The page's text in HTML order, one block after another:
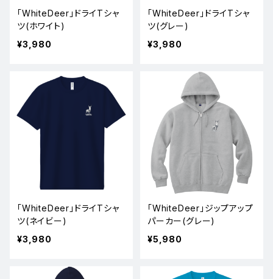
「WhiteDeer」ドライTシャ
ツ(ホワイト)
¥3,980
「WhiteDeer」ドライTシャ
ツ(グレー)
¥3,980
「WhiteDeer」ドライTシャ
ツ(ネイビー)
¥3,980
「WhiteDeer」ジップアップ
パーカー(グレー)
¥5,980